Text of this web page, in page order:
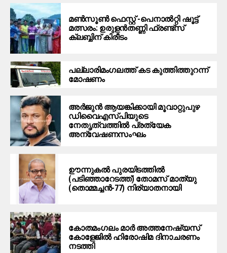
മൺസൂൺ ഫെസ്റ്റ് -പെനാൽറ്റി ഷൂട്ട്
മത്സരം: ഉരുളൻതണ്ണി ഫ്രണ്ട്സ്
ക്ലബ്ബിന് കിരീടം
പ​ല്ലാ​രി​മം​ഗ​ല​ത്ത് ക​ട കു​ത്തി​ത്തുറ​ന്ന്
മോ​ഷ​ണം
അര്‍ജുന്‍ ആയങ്കിക്കായി മൂവാറ്റുപുഴ
ഡിവൈഎസ്പിയുടെ
നേതൃത്വത്തില്‍ പ്രത്യേക
അന്വേഷണസംഘം
ഊന്നുകല്‍ പുരയിടത്തില്‍
(പടിഞ്ഞാറേടത്ത്) തോമസ് മാത്യു
(തൊമ്മച്ചന്‍-77) നിര്യാതനായി
കോതമംഗലം മാര്‍ അത്തനേഷ്യസ്
കോളേജില്‍ ഹിരോഷിമ ദിനാചരണം
നടത്തി